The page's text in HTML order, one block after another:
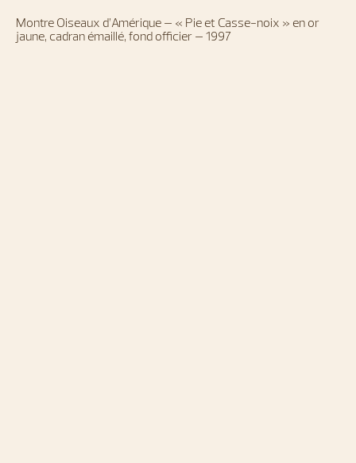
Montre Oiseaux d’Amérique – « Pie et Casse-noix » en or
jaune, cadran émaillé, fond officier – 1997